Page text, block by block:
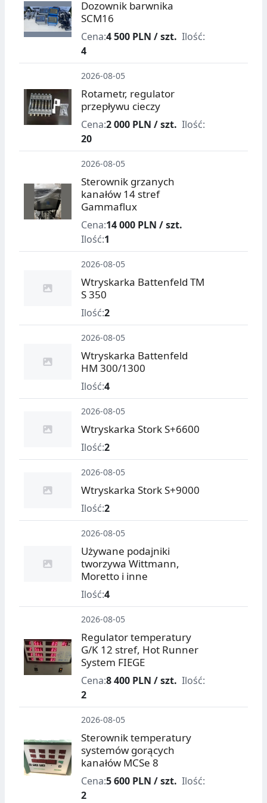
Dozownik barwnika
SCM16
Cena:4 500 PLN / szt. Ilość:
4
2026-08-05
Rotametr, regulator
przepływu cieczy
Cena:2 000 PLN / szt. Ilość:
20
2026-08-05
Sterownik grzanych
kanałów 14 stref
Gammaflux
Cena:14 000 PLN / szt.
Ilość:1
2026-08-05
Wtryskarka Battenfeld TM
S 350
Ilość:2
2026-08-05
Wtryskarka Battenfeld
HM 300/1300
Ilość:4
2026-08-05
Wtryskarka Stork S+6600
Ilość:2
2026-08-05
Wtryskarka Stork S+9000
Ilość:2
2026-08-05
Używane podajniki
tworzywa Wittmann,
Moretto i inne
Ilość:4
2026-08-05
Regulator temperatury
G/K 12 stref, Hot Runner
System FIEGE
Cena:8 400 PLN / szt. Ilość:
2
2026-08-05
Sterownik temperatury
systemów gorących
kanałów MCSe 8
Cena:5 600 PLN / szt. Ilość:
2